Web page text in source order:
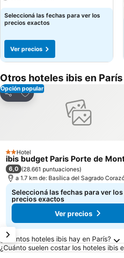
Seleccioná las fechas para ver los
precios exactos
Ver precios
Otros hoteles ibis en París
Opción popular
Compartir
Añadir a favoritos
2 Estrellas
Hotel
ibis budget Paris Porte de
6,0 (28.661 puntuaciones)
a 1.7 km de: Basílica del Sagrado
Seleccioná las fechas para ver los
precios exactos
Ver precios
Preguntas frecuentes
¿Cuántos hoteles ibis hay en París?
¿Cuánto suelen costar los hoteles ibis